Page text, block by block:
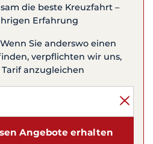
die beste Kreuzfahrt –
Erfahrung
Sie anderswo einen
verpflichten wir uns,
anzugleichen
Angebote erhalten